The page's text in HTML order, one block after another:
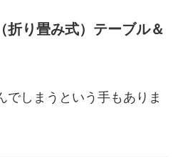
折り畳み式）テーブル＆
でしまうという手もありま